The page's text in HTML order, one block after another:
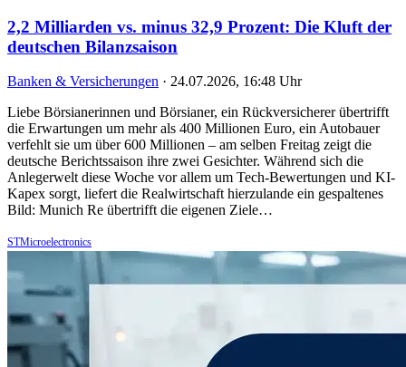
2,2 Milliarden vs. minus 32,9 Prozent: Die Kluft der
deutschen Bilanzsaison
Banken & Versicherungen · 24.07.2026, 16:48 Uhr
Liebe Börsianerinnen und Börsianer, ein Rückversicherer übertrifft
die Erwartungen um mehr als 400 Millionen Euro, ein Autobauer
verfehlt sie um über 600 Millionen – am selben Freitag zeigt die
deutsche Berichtssaison ihre zwei Gesichter. Während sich die
Anlegerwelt diese Woche vor allem um Tech-Bewertungen und KI-
Kapex sorgt, liefert die Realwirtschaft hierzulande ein gespaltenes
Bild: Munich Re übertrifft die eigenen Ziele…
STMicroelectronics